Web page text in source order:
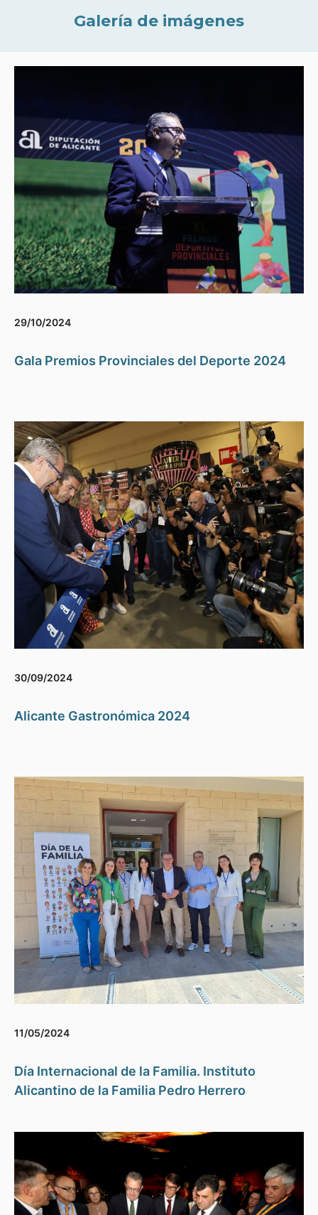
Galería de imágenes
29/10/2024
Gala Premios Provinciales del Deporte 2024
30/09/2024
Alicante Gastronómica 2024
11/05/2024
Día Internacional de la Familia. Instituto
Alicantino de la Familia Pedro Herrero